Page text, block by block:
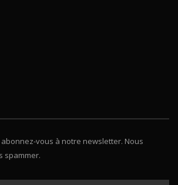
vous à notre newsletter. Nous
spammer.